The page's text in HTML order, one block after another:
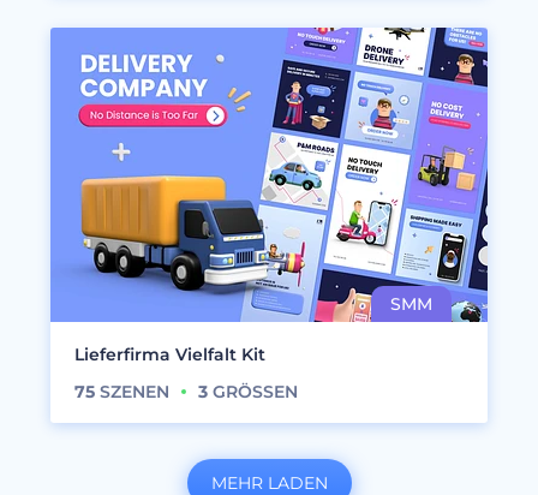
Lieferfirma Vielfalt Kit
75 SZENEN 3 GRÖSSEN
MEHR LADEN